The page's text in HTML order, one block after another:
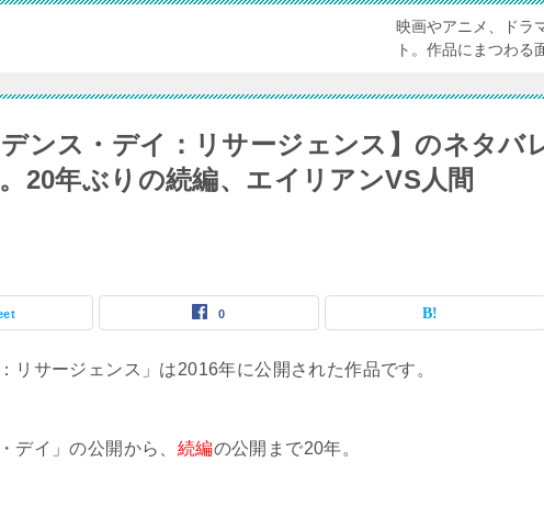
映画やアニメ、ドラ
ト。作品にまつわる
ンス・デイ：リサージェンス】のネタバ
20年ぶりの続編、エイリアンVS人間
0
リサージェンス」は2016年に公開された作品です。
デイ」の公開から、 続編の公開まで20年。